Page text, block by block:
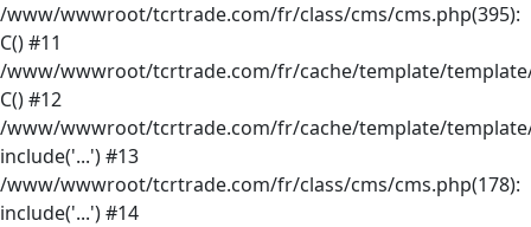
/www/wwwroot/tcrtrade.com/fr/class/cms/cms.php(395):
C() #11
/www/wwwroot/tcrtrade.com/fr/cache/template/template/
C() #12
/www/wwwroot/tcrtrade.com/fr/cache/template/template/
include('...') #13
/www/wwwroot/tcrtrade.com/fr/class/cms/cms.php(178):
include('...') #14